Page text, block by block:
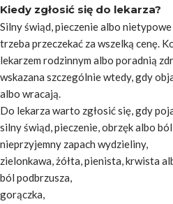
Kiedy zgłosić się do lekarza?
Silny świąd, pieczenie albo
trzeba przeczekać za wszelką cenę.
lekarzem rodzinnym albo poradnią
wskazana szczególnie wtedy, gdy
albo wracają.
Do lekarza warto zgłosić się, gdy
silny świąd, pieczenie, obrzęk albo
nieprzyjemny zapach wydzieliny,
zielonkawa, żółta, pienista, krwista
ból podbrzusza,
gorączka,